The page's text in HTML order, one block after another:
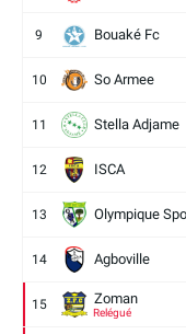
9 Bouaké Fc
10 So Armee
11 Stella Adjame
12 ISCA
13 Olympique
14 Agboville
15 Zoman
Relégué